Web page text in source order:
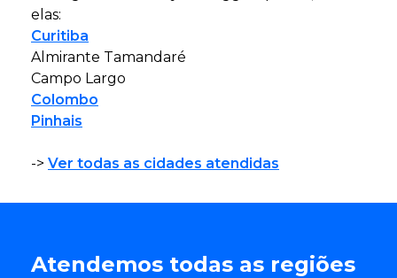
elas:
Curitiba
Almirante Tamandaré
Campo Largo
Colombo
Pinhais
-> Ver todas as cidades atendidas
Atendemos todas as regiões